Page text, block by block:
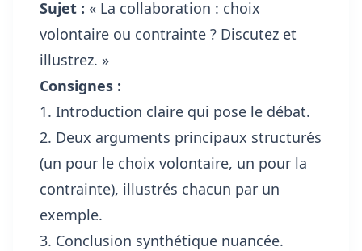
Sujet : « La collaboration : choix
volontaire ou contrainte ? Discutez et
illustrez. »
Consignes :
1. Introduction claire qui pose le débat.
2. Deux arguments principaux structurés
(un pour le choix volontaire, un pour la
contrainte), illustrés chacun par un
exemple.
3. Conclusion synthétique nuancée.